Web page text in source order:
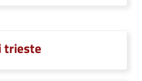
trieste